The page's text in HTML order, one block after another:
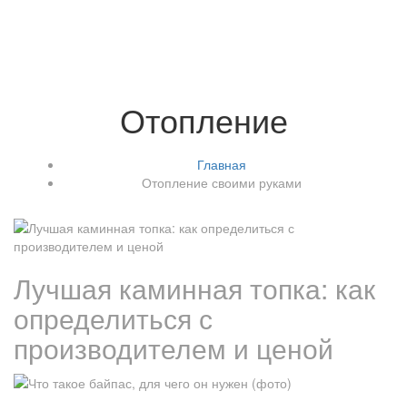
Отопление
Главная
Отопление своими руками
Лучшая каминная топка: как
определиться с
производителем и ценой